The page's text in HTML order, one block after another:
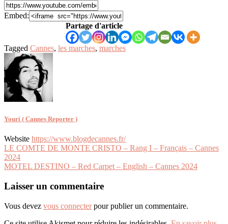
Embed:
Partage d'article
Tagged Cannes, les marches, marches
Youri ( Cannes Reporter )
Website https://www.blogdecannes.fr/
Navigation
de
LE COMTE DE MONTE CRISTO – Rang I – Français – Cannes
2024
MOTEL DESTINO – Red Carpet – English – Cannes 2024
Laisser un commentaire
Vous devez vous connecterpour publier un commentaire.